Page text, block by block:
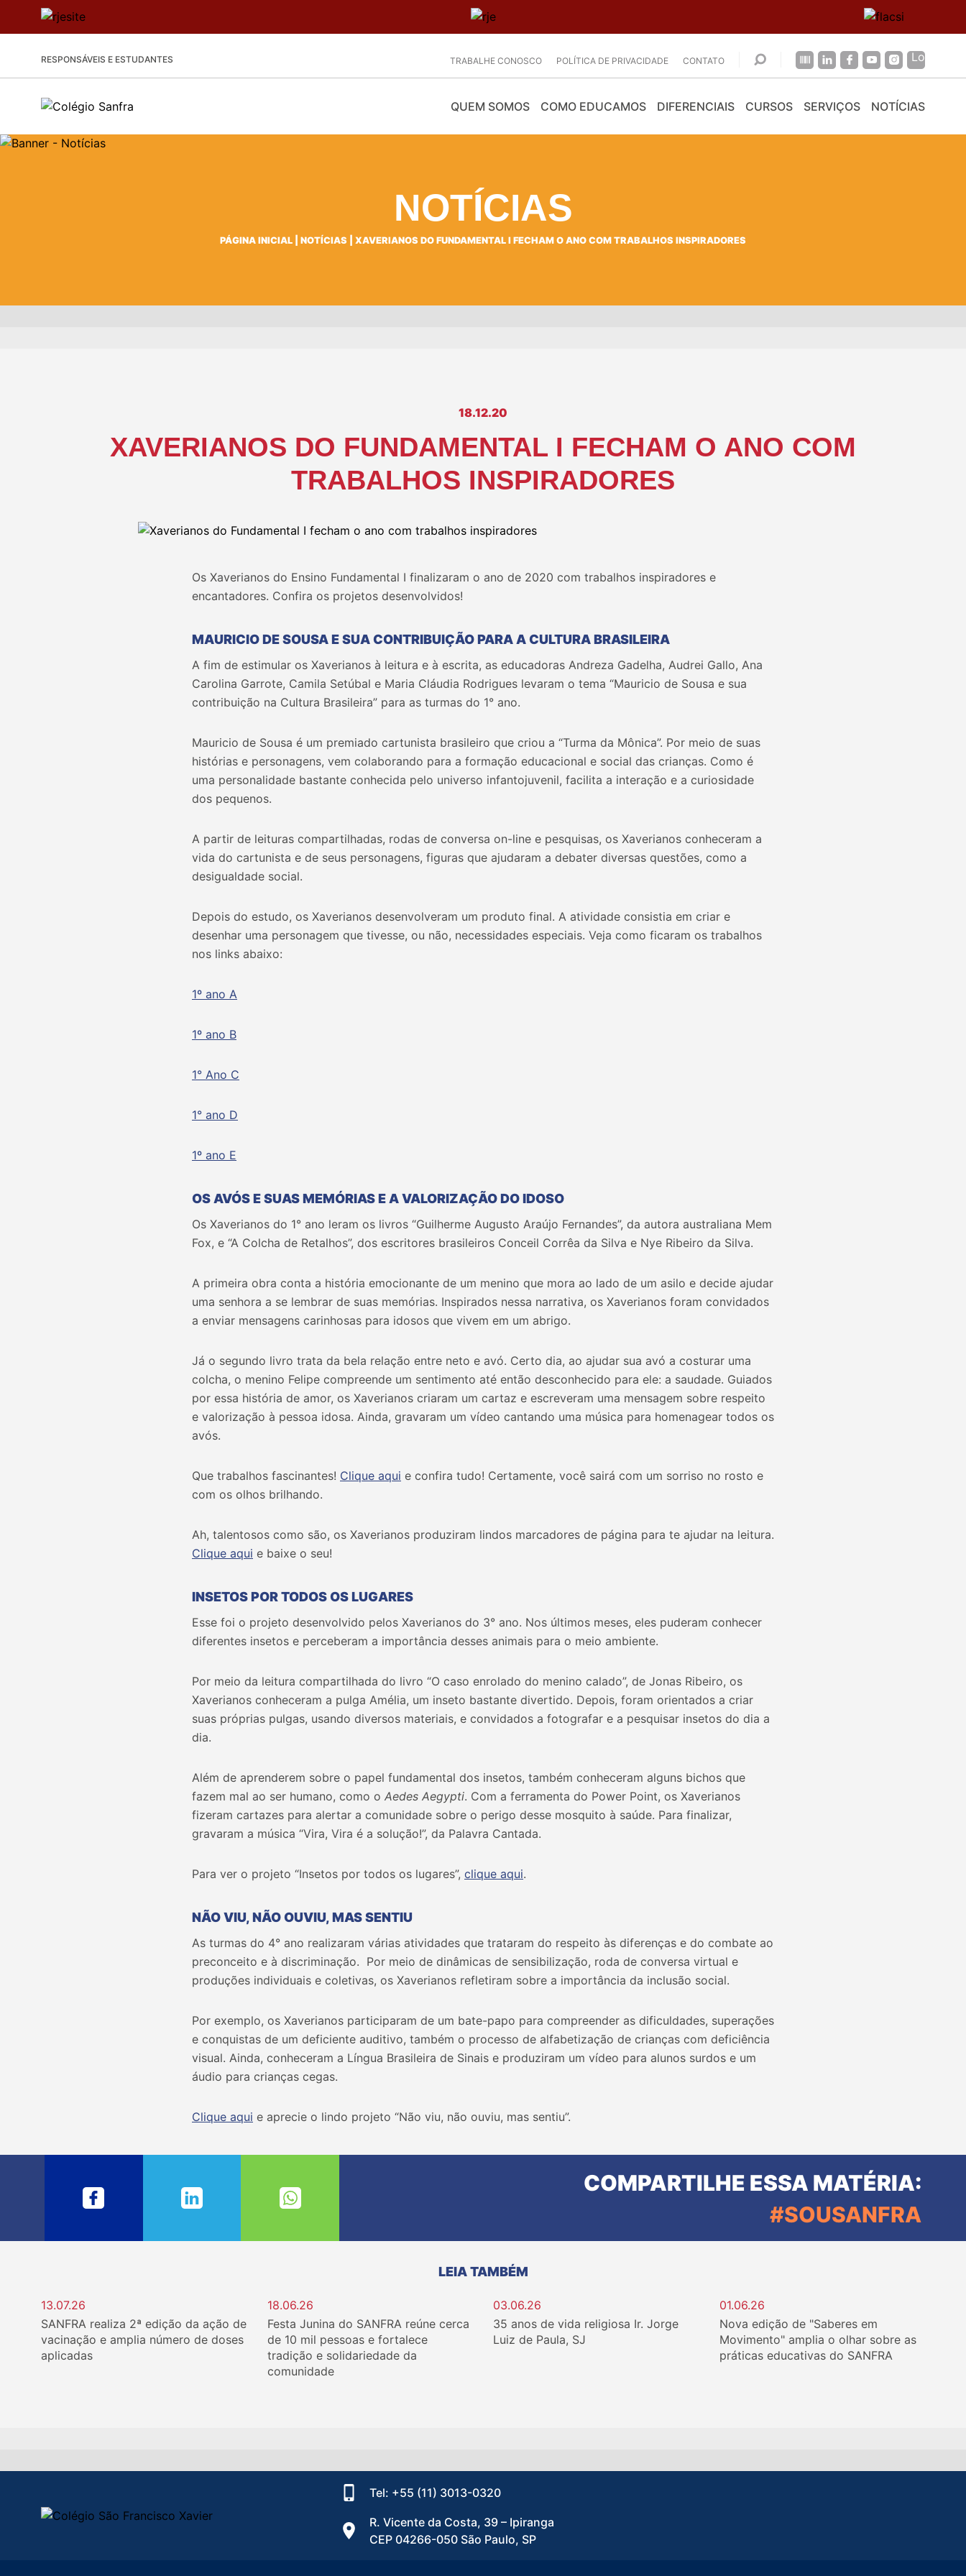
RESPONSÁVEIS E ESTUDANTES TRABALHE CONOSCO POLÍTICA DE PRIVACIDADE CONTATO
QUEM SOMOS COMO EDUCAMOS DIFERENCIAIS CURSOS SERVIÇOS NOTÍCIAS
NOTÍCIAS
PÁGINA INICIAL NOTÍCIAS XAVERIANOS DO FUNDAMENTAL I FECHAM O ANO COM TRABALHOS INSPIRADORES
18.12.20
XAVERIANOS DO FUNDAMENTAL I FECHAM O ANO COM
TRABALHOS INSPIRADORES
Os Xaverianos do Ensino Fundamental I finalizaram o ano de 2020 com trabalhos inspiradores e
encantadores. Confira os projetos desenvolvidos!
MAURICIO DE SOUSA E SUA CONTRIBUIÇÃO PARA A CULTURA BRASILEIRA
A fim de estimular os Xaverianos à leitura e à escrita, as educadoras Andreza Gadelha, Audrei Gallo, Ana
Carolina Garrote, Camila Setúbal e Maria Cláudia Rodrigues levaram o tema “Mauricio de Sousa e sua
contribuição na Cultura Brasileira” para as turmas do 1° ano.
Mauricio de Sousa é um premiado cartunista brasileiro que criou a “Turma da Mônica”. Por meio de suas
histórias e personagens, vem colaborando para a formação educacional e social das crianças. Como é
uma personalidade bastante conhecida pelo universo infantojuvenil, facilita a interação e a curiosidade
dos pequenos.
A partir de leituras compartilhadas, rodas de conversa on-line e pesquisas, os Xaverianos conheceram a
vida do cartunista e de seus personagens, figuras que ajudaram a debater diversas questões, como a
desigualdade social.
Depois do estudo, os Xaverianos desenvolveram um produto final. A atividade consistia em criar e
desenhar uma personagem que tivesse, ou não, necessidades especiais. Veja como ficaram os trabalhos
nos links abaixo:
1º ano A
1º ano B
1° Ano C
1° ano D
1º ano E
OS AVÓS E SUAS MEMÓRIAS E A VALORIZAÇÃO DO IDOSO
Os Xaverianos do 1° ano leram os livros “Guilherme Augusto Araújo Fernandes”, da autora australiana Mem
Fox, e “A Colcha de Retalhos”, dos escritores brasileiros Conceil Corrêa da Silva e Nye Ribeiro da Silva.
A primeira obra conta a história emocionante de um menino que mora ao lado de um asilo e decide ajudar
uma senhora a se lembrar de suas memórias. Inspirados nessa narrativa, os Xaverianos foram convidados
a enviar mensagens carinhosas para idosos que vivem em um abrigo.
Já o segundo livro trata da bela relação entre neto e avó. Certo dia, ao ajudar sua avó a costurar uma
colcha, o menino Felipe compreende um sentimento até então desconhecido para ele: a saudade. Guiados
por essa história de amor, os Xaverianos criaram um cartaz e escreveram uma mensagem sobre respeito
e valorização à pessoa idosa. Ainda, gravaram um vídeo cantando uma música para homenagear todos os
avós.
Que trabalhos fascinantes! Clique aqui e confira tudo! Certamente, você sairá com um sorriso no rosto e
com os olhos brilhando.
Ah, talentosos como são, os Xaverianos produziram lindos marcadores de página para te ajudar na leitura.
Clique aqui e baixe o seu!
INSETOS POR TODOS OS LUGARES
Esse foi o projeto desenvolvido pelos Xaverianos do 3° ano. Nos últimos meses, eles puderam conhecer
diferentes insetos e perceberam a importância desses animais para o meio ambiente.
Por meio da leitura compartilhada do livro “O caso enrolado do menino calado”, de Jonas Ribeiro, os
Xaverianos conheceram a pulga Amélia, um inseto bastante divertido. Depois, foram orientados a criar
suas próprias pulgas, usando diversos materiais, e convidados a fotografar e a pesquisar insetos do dia a
dia.
Além de aprenderem sobre o papel fundamental dos insetos, também conheceram alguns bichos que
fazem mal ao ser humano, como o Aedes Aegypti. Com a ferramenta do Power Point, os Xaverianos
fizeram cartazes para alertar a comunidade sobre o perigo desse mosquito à saúde. Para finalizar,
gravaram a música “Vira, Vira é a solução!”, da Palavra Cantada.
Para ver o projeto “Insetos por todos os lugares”, clique aqui.
NÃO VIU, NÃO OUVIU, MAS SENTIU
As turmas do 4° ano realizaram várias atividades que trataram do respeito às diferenças e do combate ao
preconceito e à discriminação. Por meio de dinâmicas de sensibilização, roda de conversa virtual e
produções individuais e coletivas, os Xaverianos refletiram sobre a importância da inclusão social.
Por exemplo, os Xaverianos participaram de um bate-papo para compreender as dificuldades, superações
e conquistas de um deficiente auditivo, também o processo de alfabetização de crianças com deficiência
visual. Ainda, conheceram a Língua Brasileira de Sinais e produziram um vídeo para alunos surdos e um
áudio para crianças cegas.
Clique aqui e aprecie o lindo projeto “Não viu, não ouviu, mas sentiu”.
COMPARTILHE ESSA MATÉRIA:
#SOUSANFRA
LEIA TAMBÉM
13.07.26
SANFRA realiza 2ª edição da ação de
vacinação e amplia número de doses
aplicadas
18.06.26
Festa Junina do SANFRA reúne cerca
de 10 mil pessoas e fortalece
tradição e solidariedade da
comunidade
03.06.26
35 anos de vida religiosa Ir. Jorge
Luiz de Paula, SJ
01.06.26
Nova edição de "Saberes em
Movimento" amplia o olhar sobre as
práticas educativas do SANFRA
Tel: +55 (11) 3013-0320
R. Vicente da Costa, 39 – Ipiranga
CEP 04266-050 São Paulo, SP